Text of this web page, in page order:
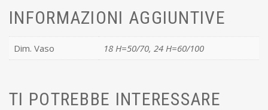
INFORMAZIONI AGGIUNTIVE
Dim. Vaso 18 H=50/70, 24 H=60/100
TI POTREBBE INTERESSARE